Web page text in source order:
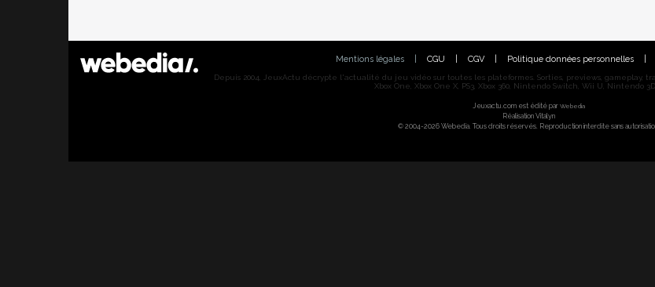
Mentions légales CGU CGV Politique données personnelles
Depuis 2004, JeuxActu décrypte l'actualité du jeu vidéo sur toutes les plateformes. Sorties, previews, gameplay,
Xbox One, Xbox One X, PS3, Xbox 360, Nintendo Switch, Wii U, Nintendo
Jeuxactu.com est édité par Webedia
Réalisation Vitalyn
© 2004-2026 Webedia. Tous droits réservés. Reproduction interdite sans